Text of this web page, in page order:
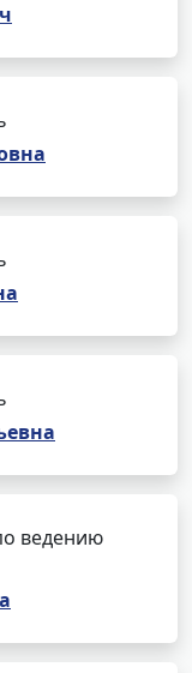
ведению